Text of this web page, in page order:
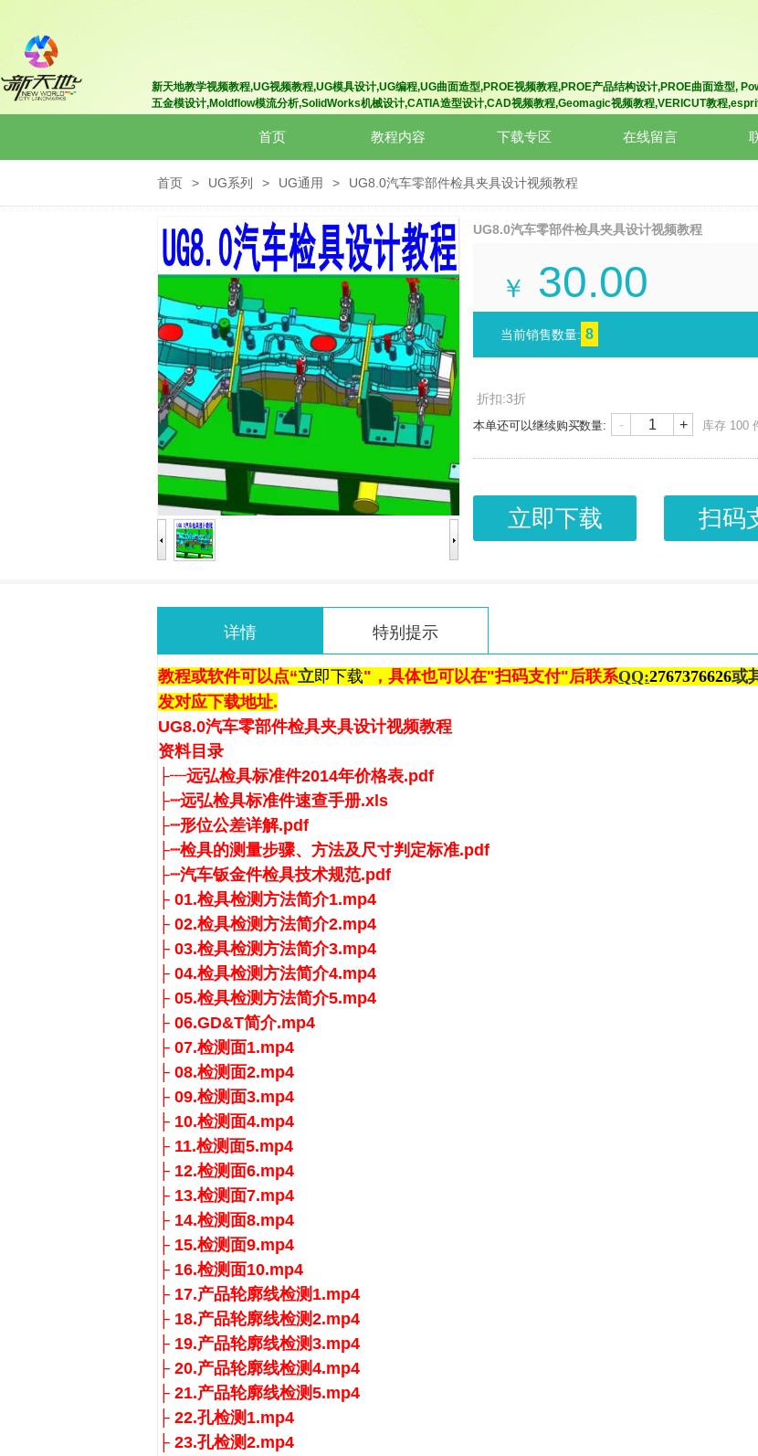
新天地教学视频教程,UG视频教程,UG模具设计,UG编程,UG曲面造型,PROE视频教程,PROE产品结构设计,PROE曲面造型,
五金模设计,Moldflow模流分析,SolidWorks机械设计,CATIA造型设计,CAD视频教程,Geomagic视频教程,VERICUT教程
首页 教程内容 下载专区 在线留言
首页 > UG系列 > UG通用 > UG8.0汽车零部件检具夹具设计视频教程
UG8.0汽车零部件检具夹具设计视频教程
￥ 30.00
当前销售数量: 8
折扣:3折
本单还可以继续购买数量: - + 库存 100
立即下载 扫码
详情 特别提示
教程或软件可以点“立即下载"， 具体也可以在"扫码支付"后联系QQ:2767376626或
发对应下载地址.
UG8.0汽车零部件检具夹具设计视频教程
资料目录
├┈远弘检具标准件2014年价格表.pdf
├┈远弘检具标准件速查手册.xls
├┈形位公差详解.pdf
├┈检具的测量步骤、方法及尺寸判定标准.pdf
├┈汽车钣金件检具技术规范.pdf
├ 01.检具检测方法简介1.mp4
├ 02.检具检测方法简介2.mp4
├ 03.检具检测方法简介3.mp4
├ 04.检具检测方法简介4.mp4
├ 05.检具检测方法简介5.mp4
├ 06.GD&T简介.mp4
├ 07.检测面1.mp4
├ 08.检测面2.mp4
├ 09.检测面3.mp4
├ 10.检测面4.mp4
├ 11.检测面5.mp4
├ 12.检测面6.mp4
├ 13.检测面7.mp4
├ 14.检测面8.mp4
├ 15.检测面9.mp4
├ 16.检测面10.mp4
├ 17.产品轮廓线检测1.mp4
├ 18.产品轮廓线检测2.mp4
├ 19.产品轮廓线检测3.mp4
├ 20.产品轮廓线检测4.mp4
├ 21.产品轮廓线检测5.mp4
├ 22.孔检测1.mp4
├ 23.孔检测2.mp4